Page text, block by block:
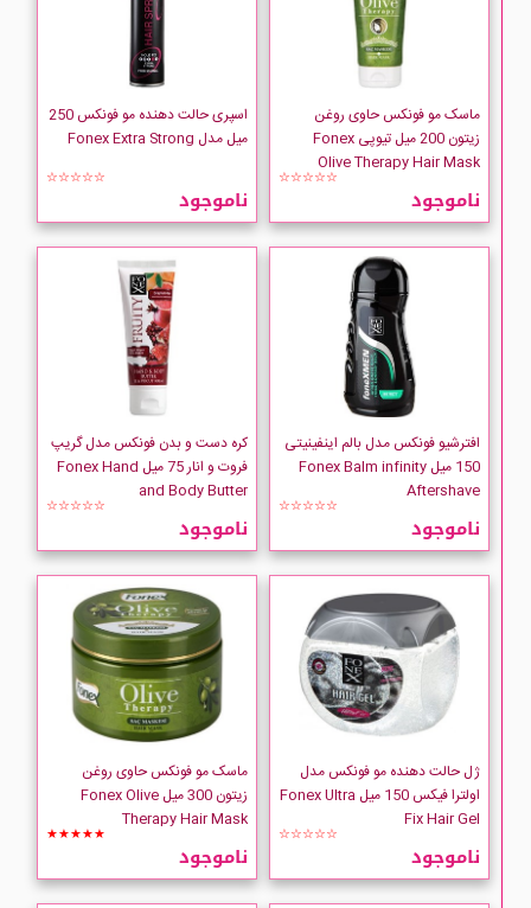
ماسک مو فونکس حاوی روغن
زیتون 200 میل تیوپی Fonex
Olive Therapy Hair Mask
☆☆☆☆☆
ناموجود
اسپری حالت دهنده مو فونکس 250
میل مدل Fonex Extra Strong
☆☆☆☆☆
ناموجود
افترشیو فونکس مدل بالم اینفینیتی
150 میل Fonex Balm infinity
Aftershave
☆☆☆☆☆
ناموجود
کره دست و بدن فونکس مدل گریپ
فروت و انار 75 میل Fonex Hand
and Body Butter
☆☆☆☆☆
ناموجود
ژل حالت دهنده مو فونکس مدل
اولترا فیکس 150 میل Fonex Ultra
Fix Hair Gel
☆☆☆☆☆
ناموجود
ماسک مو فونکس حاوی روغن
زیتون 300 میل Fonex Olive
Therapy Hair Mask
★★★★★
ناموجود